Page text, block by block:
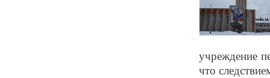
учреждение
что